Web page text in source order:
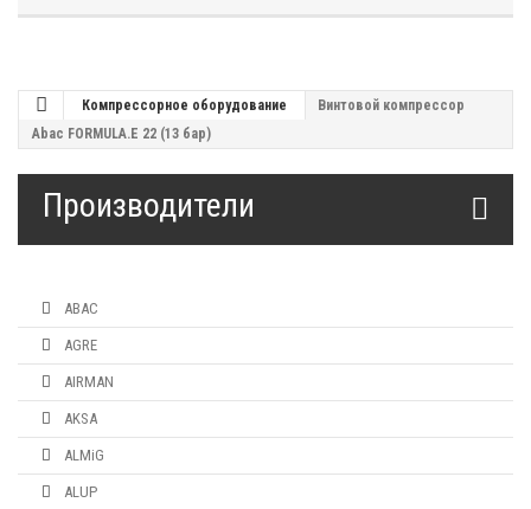
Компрессорное оборудование
Винтовой компрессор
Abac FORMULA.E 22 (13 бар)
Производители
ABAC
AGRE
AIRMAN
AKSA
ALMiG
ALUP